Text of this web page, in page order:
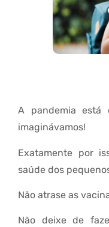
A pandemia está
imaginávamos!
Exatamente por
saúde dos
Não atrase as
Não deixe de